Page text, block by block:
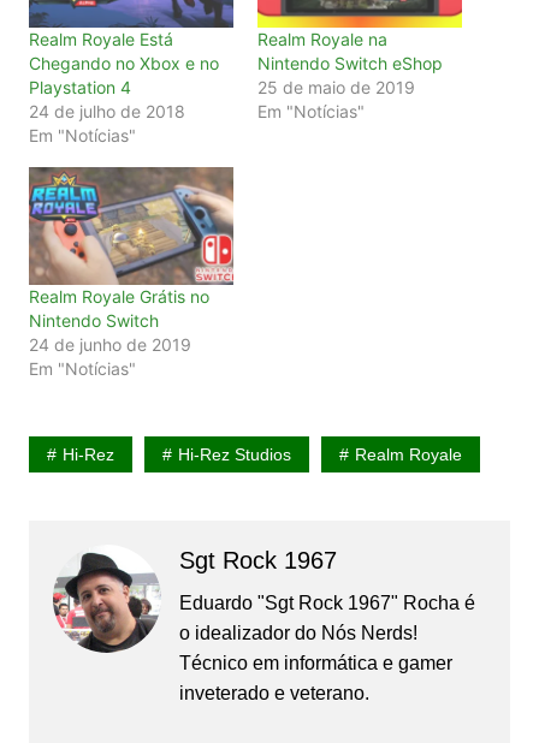
Realm Royale Está
Chegando no Xbox e no
Playstation 4
24 de julho de 2018
Em "Notícias"
Realm Royale na
Nintendo Switch eShop
25 de maio de 2019
Em "Notícias"
Realm Royale Grátis no
Nintendo Switch
24 de junho de 2019
Em "Notícias"
Hi-Rez Hi-Rez Studios Realm Royale
Sgt Rock 1967
Eduardo "Sgt Rock 1967" Rocha é
o idealizador do Nós Nerds!
Técnico em informática e gamer
inveterado e veterano.